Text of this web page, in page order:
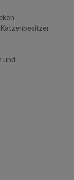
Katzenbesitzer
und